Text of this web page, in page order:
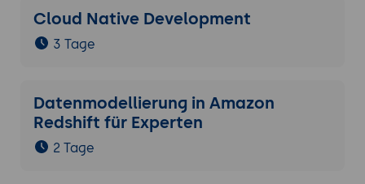
Cloud Native Development
3 Tage
Datenmodellierung in Amazon
Redshift für Experten
2 Tage